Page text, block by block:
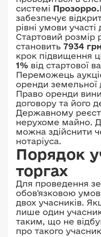
системі
забезпечує
рівні умови участі
Стартовий розмір
становить 7934
крок підвищення
1% від стартової
Переможець
оренди земельної
Право оренди
договору та його
Державному
нерухоме майно.
можна здійснити
нотаріуса.
Порядок
торгах
Для проведення
обов'язковою
двох учасників.
лише один
таким, що не
про такого